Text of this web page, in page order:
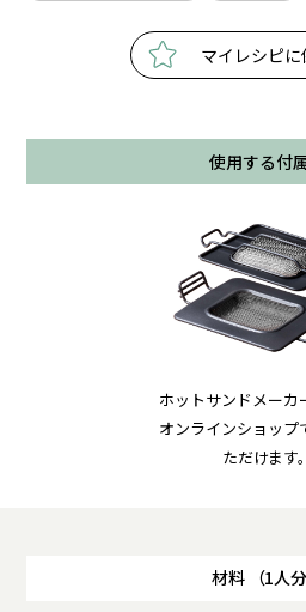
マイレシピに
使用する付
ホットサンドメーカ
オンラインショップ
ただけます。
材料 （1人分